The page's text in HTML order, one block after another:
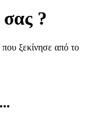
?
που ξεκίνησε από το